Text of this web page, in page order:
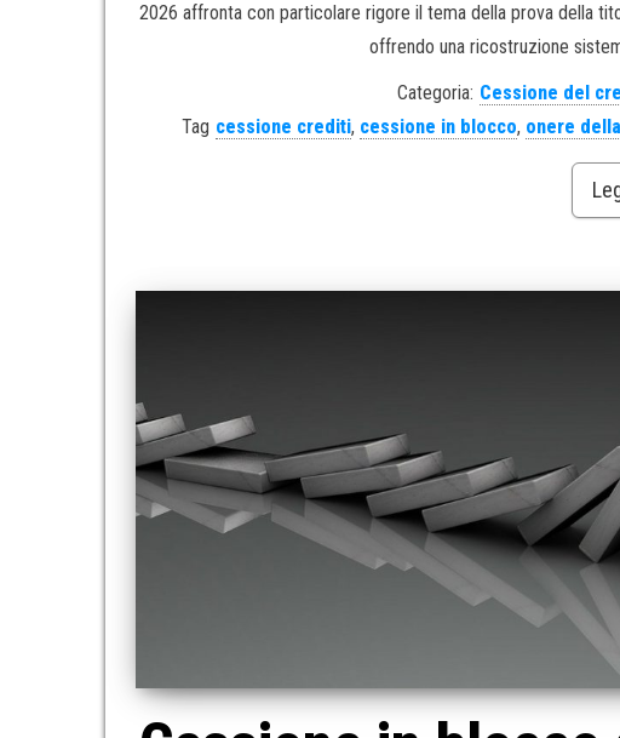
2026 affronta con particolare rigore il tema della prova della
offrendo una ricostruzione
Categoria: Cessione del
Tag cessione crediti, cessione in blocco, onere